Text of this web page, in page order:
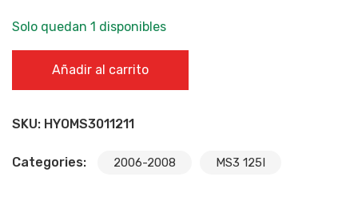
Solo quedan 1 disponibles
Añadir al carrito
SKU: HYOMS3011211
Categories: 2006-2008 MS3 125I